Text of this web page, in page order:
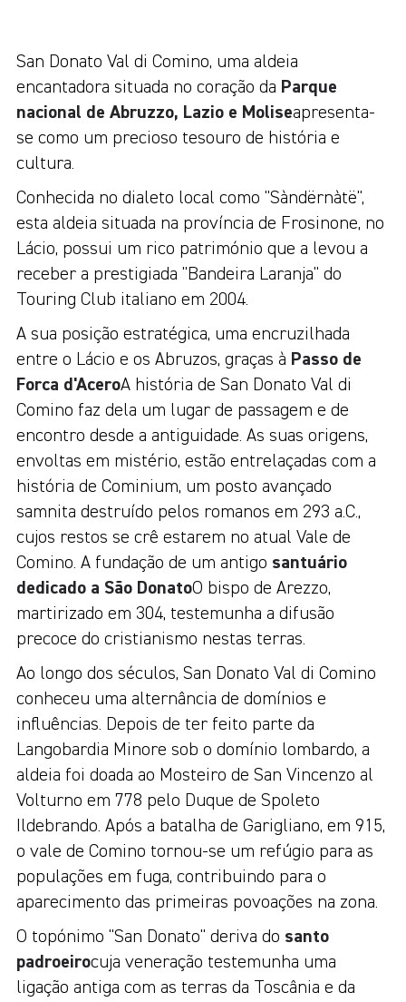
San Donato Val di Comino, uma aldeia
encantadora situada no coração da Parque
nacional de Abruzzo, Lazio e Moliseapresenta-
se como um precioso tesouro de história e
cultura.
Conhecida no dialeto local como "Sàndërnàtë",
esta aldeia situada na província de Frosinone, no
Lácio, possui um rico património que a levou a
receber a prestigiada "Bandeira Laranja" do
Touring Club italiano em 2004.
A sua posição estratégica, uma encruzilhada
entre o Lácio e os Abruzos, graças à Passo de
Forca d'AceroA história de San Donato Val di
Comino faz dela um lugar de passagem e de
encontro desde a antiguidade. As suas origens,
envoltas em mistério, estão entrelaçadas com a
história de Cominium, um posto avançado
samnita destruído pelos romanos em 293 a.C.,
cujos restos se crê estarem no atual Vale de
Comino. A fundação de um antigo santuário
dedicado a São DonatoO bispo de Arezzo,
martirizado em 304, testemunha a difusão
precoce do cristianismo nestas terras.
Ao longo dos séculos, San Donato Val di Comino
conheceu uma alternância de domínios e
influências. Depois de ter feito parte da
Langobardia Minore sob o domínio lombardo, a
aldeia foi doada ao Mosteiro de San Vincenzo al
Volturno em 778 pelo Duque de Spoleto
Ildebrando. Após a batalha de Garigliano, em 915,
o vale de Comino tornou-se um refúgio para as
populações em fuga, contribuindo para o
aparecimento das primeiras povoações na zona.
O topónimo "San Donato" deriva do santo
padroeirocuja veneração testemunha uma
ligação antiga com as terras da Toscânia e da